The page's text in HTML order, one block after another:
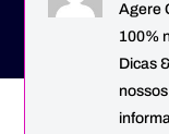
Agere
100%
Dicas